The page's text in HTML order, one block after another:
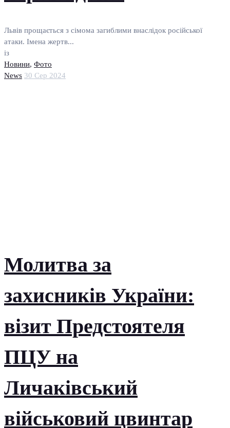
Львів прощається з сімома загиблими внаслідок російської
атаки. Імена жертв...
із
Новини, Фото
News 30 Сер 2024
Молитва за
захисників України:
візит Предстоятеля
ПЦУ на
Личаківський
військовий цвинтар